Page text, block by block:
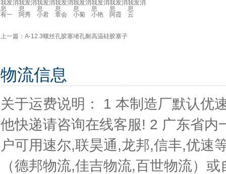
有一 阿秀 小君 章会 小菊 小艳 阿霞 云
上一篇： A-12.3螺丝孔胶塞堵孔耐高温硅胶塞子
物流信息
关于运费说明： 1 本制造厂默认优
他快递请咨询在线客服! 2 广东省
户可用速尔,联昊通,龙邦,信丰,优速
（德邦物流,佳吉物流,百世物流）